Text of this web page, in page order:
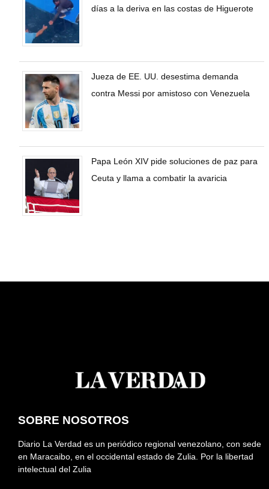
días a la deriva en las costas de Higuerote
Jueza de EE. UU. desestima demanda
contra Messi por amistoso con Venezuela
Papa León XIV pide soluciones de paz para
Ceuta y llama a combatir la avaricia
SOBRE NOSOTROS
Diario La Verdad es un periódico regional venezolano, con sede
en Maracaibo, en el occidental estado de Zulia. Por la libertad
intelectual del Zulia